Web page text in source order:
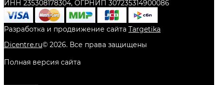
ИНН 235308178304, ОГРНИП 307235314900086
Разработка и продвижение сайта Targetika
Dicentre.ru© 2026. Все права защищены
Полная версия сайта